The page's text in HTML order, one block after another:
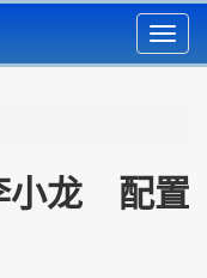
小龙 配置